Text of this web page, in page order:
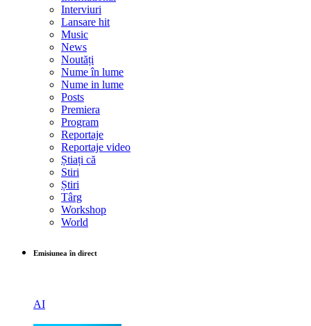
Interviuri
Lansare hit
Music
News
Noutăți
Nume în lume
Nume in lume
Posts
Premiera
Program
Reportaje
Reportaje video
Știați că
Stiri
Știri
Târg
Workshop
World
Emisiunea în direct
AI